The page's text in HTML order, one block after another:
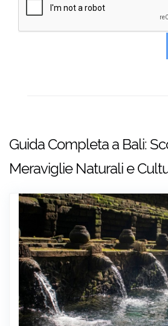
Snorkeling & Virgin Beach
Pacchetto Combo:
Guida Completa a Bali:
Meraviglie Naturali e